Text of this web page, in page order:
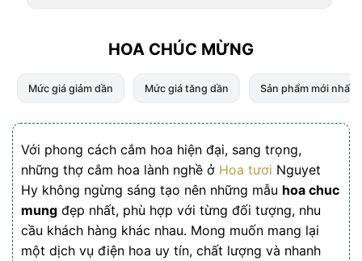
HOA CHÚC MỪNG
Mức giá giảm dần Mức giá tăng dần Sản phẩm mới nhất
Với phong cách cắm hoa hiện đại, sang trọng,
những thợ cắm hoa lành nghề ở Hoa tươi Nguyet
Hy không ngừng sáng tạo nên những mẫu hoa chuc
mung đẹp nhất, phù hợp với từng đối tượng, nhu
cầu khách hàng khác nhau. Mong muốn mang lại
một dịch vụ điện hoa uy tín, chất lượng và nhanh